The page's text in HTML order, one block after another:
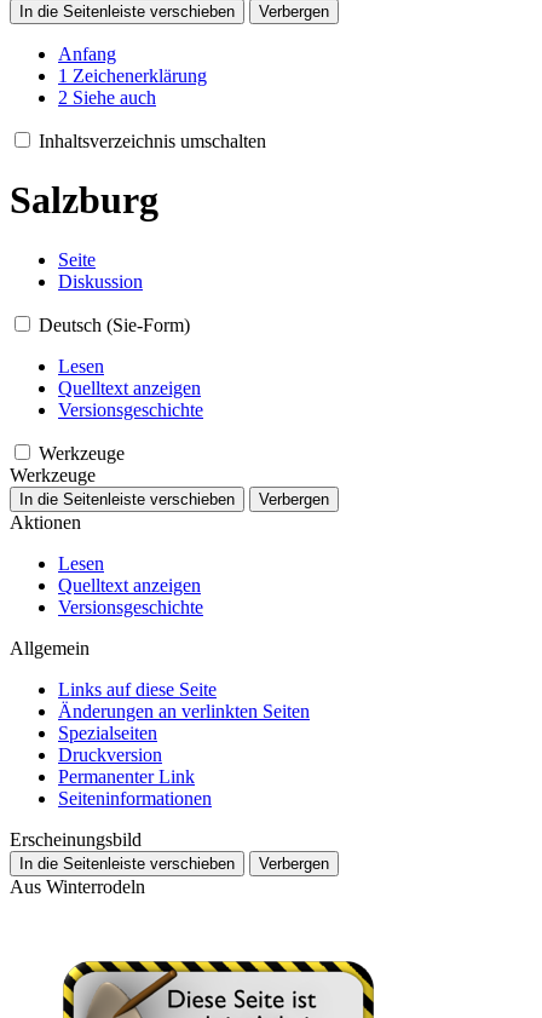
In die Seitenleiste verschieben Verbergen
Anfang
1 Zeichenerklärung
2 Siehe auch
Inhaltsverzeichnis umschalten
Salzburg
Seite
Diskussion
Deutsch (Sie-Form)
Lesen
Quelltext anzeigen
Versionsgeschichte
Werkzeuge
Werkzeuge
In die Seitenleiste verschieben Verbergen
Aktionen
Lesen
Quelltext anzeigen
Versionsgeschichte
Allgemein
Links auf diese Seite
Änderungen an verlinkten Seiten
Spezialseiten
Druckversion
Permanenter Link
Seiten­­informationen
Erscheinungsbild
In die Seitenleiste verschieben Verbergen
Aus Winterrodeln